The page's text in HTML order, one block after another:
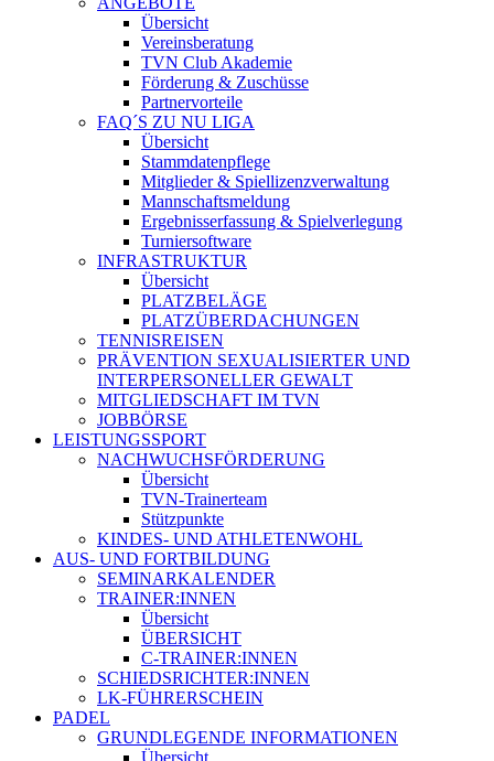
Übersicht
Vereinsberatung
TVN Club Akademie
Förderung & Zuschüsse
Partnervorteile
FAQ´S ZU NU LIGA
Übersicht
Stammdatenpflege
Mitglieder & Spiellizenzverwaltung
Mannschaftsmeldung
Ergebnisserfassung & Spielverlegung
Turniersoftware
INFRASTRUKTUR
Übersicht
PLATZBELÄGE
PLATZÜBERDACHUNGEN
TENNISREISEN
PRÄVENTION SEXUALISIERTER UND
INTERPERSONELLER GEWALT
MITGLIEDSCHAFT IM TVN
JOBBÖRSE
LEISTUNGSSPORT
NACHWUCHSFÖRDERUNG
Übersicht
TVN-Trainerteam
Stützpunkte
KINDES- UND ATHLETENWOHL
AUS- UND FORTBILDUNG
SEMINARKALENDER
TRAINER:INNEN
Übersicht
ÜBERSICHT
C-TRAINER:INNEN
SCHIEDSRICHTER:INNEN
LK-FÜHRERSCHEIN
PADEL
GRUNDLEGENDE INFORMATIONEN
Übersicht